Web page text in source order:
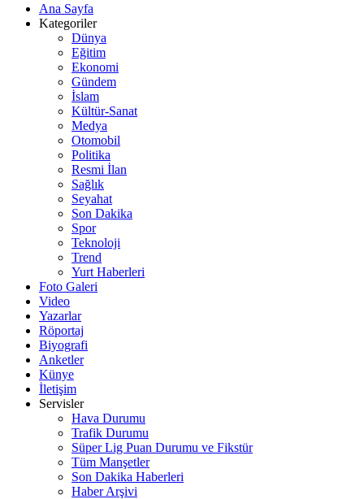
Ana Sayfa
Kategoriler
Dünya
Eğitim
Ekonomi
Gündem
İslam
Kültür-Sanat
Medya
Otomobil
Politika
Resmi İlan
Sağlık
Seyahat
Son Dakika
Spor
Teknoloji
Trend
Yurt Haberleri
Foto Galeri
Video
Yazarlar
Röportaj
Biyografi
Anketler
Künye
İletişim
Servisler
Hava Durumu
Trafik Durumu
Süper Lig Puan Durumu ve Fikstür
Tüm Manşetler
Son Dakika Haberleri
Haber Arşivi